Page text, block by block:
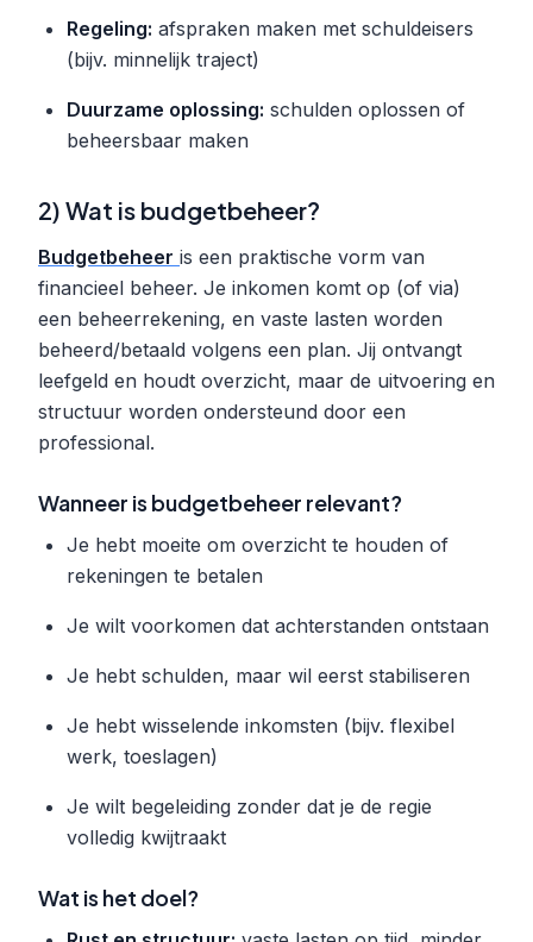
Regeling: afspraken maken met schuldeisers
(bijv. minnelijk traject)
Duurzame oplossing: schulden oplossen of
beheersbaar maken
2) Wat is budgetbeheer?
Budgetbeheer is een praktische vorm van
financieel beheer. Je inkomen komt op (of via)
een beheerrekening, en vaste lasten worden
beheerd/betaald volgens een plan. Jij ontvangt
leefgeld en houdt overzicht, maar de uitvoering en
structuur worden ondersteund door een
professional.
Wanneer is budgetbeheer relevant?
Je hebt moeite om overzicht te houden of
rekeningen te betalen
Je wilt voorkomen dat achterstanden ontstaan
Je hebt schulden, maar wil eerst stabiliseren
Je hebt wisselende inkomsten (bijv. flexibel
werk, toeslagen)
Je wilt begeleiding zonder dat je de regie
volledig kwijtraakt
Wat is het doel?